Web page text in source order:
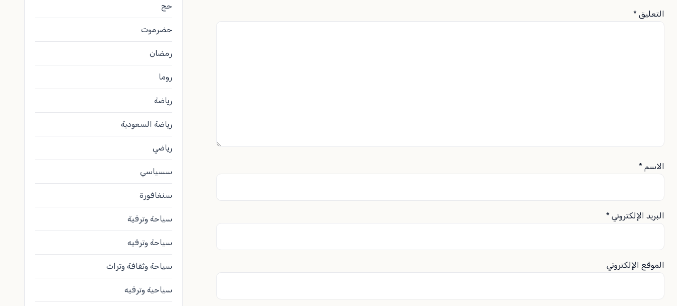
التعليق*
الاسم*
البريد الإلكتروني*
الموقع الإلكتروني
حج
حضرموت
رمضان
روما
رياضة
رياضة السعودية
رياضي
سسياسي
سنغافورة
سياحة وترفية
سياحة وترفيه
سياحة وثقافة وتراث
سياحية وترفيه